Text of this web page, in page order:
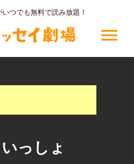
つでも無料で読み放題！
menu
っしょ